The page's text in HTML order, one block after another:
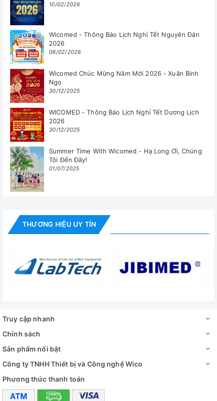
10/02/2026
Wicomed - Thông Báo Lịch Nghỉ Tết Nguyên Đán
2026
06/02/2026
Wicomed Chúc Mừng Năm Mới 2026 - Xuân Bính
Ngọ
30/12/2025
WICOMED - Thông Báo Lịch Nghỉ Tết Dương Lịch
2026
30/12/2025
Summer Time With Wicomed - Hạ Long Ơi, Chúng
Tôi Đến Đây!
01/07/2025
THƯƠNG HIỆU UY TÍN
Truy cập nhanh
Chính sách
Sản phẩm nổi bật
Công ty TNHH Thiết bị và Công nghệ Wico
Phương thức thanh toán